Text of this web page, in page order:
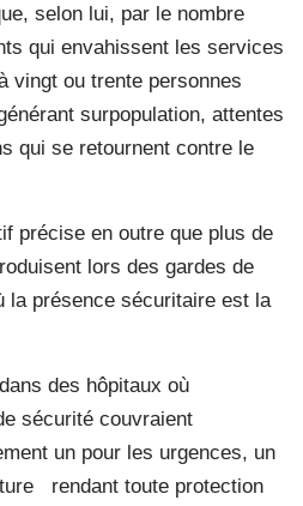
selon lui, par le nombre
qui envahissent les services
vingt ou trente personnes
surpopulation, attentes
qui se retournent contre le
précise en outre que plus de
lors des gardes de
la présence sécuritaire est la
des hôpitaux où
sécurité couvraient
un pour les urgences, un
rendant toute protection